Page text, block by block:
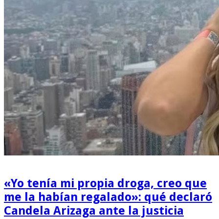
«Yo tenía mi propia droga, creo que
me la habían regalado»: qué declaró
Candela Arizaga ante la justicia